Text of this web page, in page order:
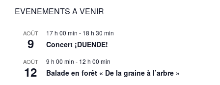
EVENEMENTS A VENIR
AOÛT
9
17 h 00 min - 18 h 30 min
Concert ¡DUENDE!
AOÛT
12
9 h 00 min - 12 h 00 min
Balade en forêt « De la graine à l’arbre »